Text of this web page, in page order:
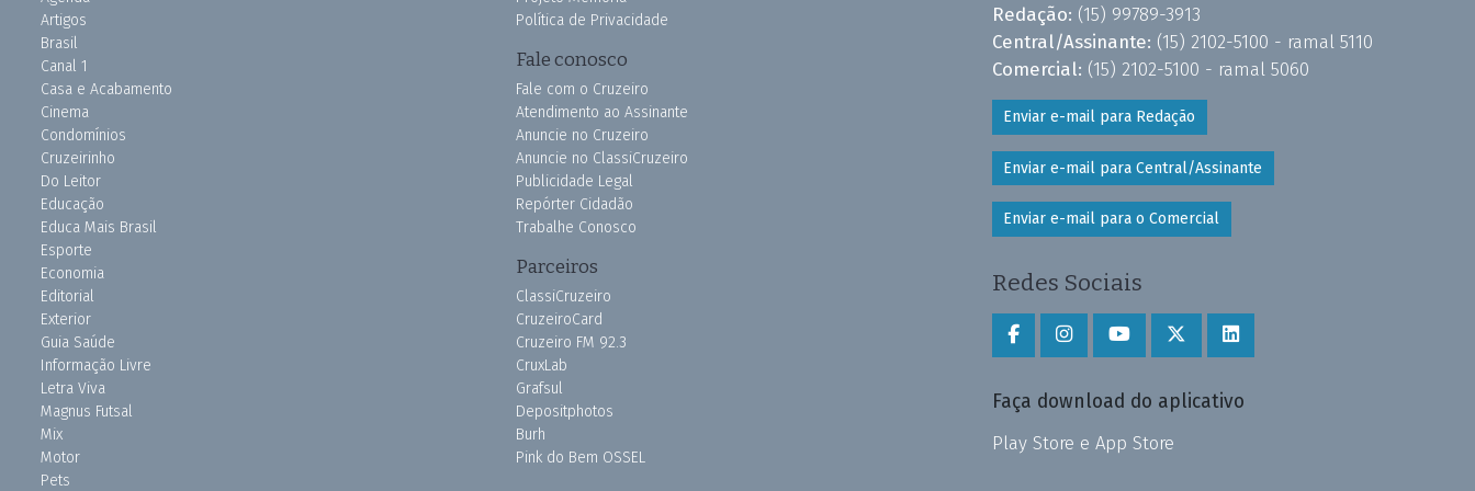
Artigos
Brasil
Canal 1
Casa e Acabamento
Cinema
Condomínios
Cruzeirinho
Do Leitor
Educação
Educa Mais Brasil
Esporte
Economia
Editorial
Exterior
Guia Saúde
Informação Livre
Letra Viva
Magnus Futsal
Mix
Motor
Pets
Política de Privacidade
Fale conosco
Fale com o Cruzeiro
Atendimento ao Assinante
Anuncie no Cruzeiro
Anuncie no ClassiCruzeiro
Publicidade Legal
Repórter Cidadão
Trabalhe Conosco
Parceiros
ClassiCruzeiro
CruzeiroCard
Cruzeiro FM 92.3
CruxLab
Grafsul
Depositphotos
Burh
Pink do Bem OSSEL
Redação: (15) 99789-3913
Central/Assinante: (15) 2102-5100 - ramal 5110
Comercial: (15) 2102-5100 - ramal 5060
Enviar e-mail para Redação
Enviar e-mail para Central/Assinante
Enviar e-mail para o Comercial
Redes Sociais
Faça download do aplicativo
Play Store e App Store